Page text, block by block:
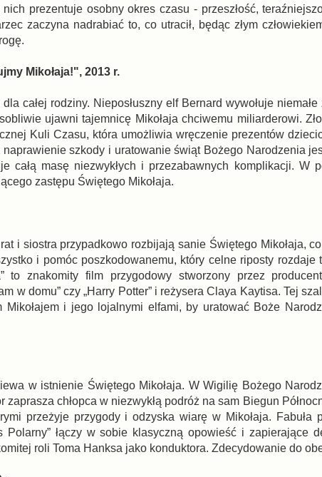
nich prezentuje osobny okres czasu - przeszłość,
zaczyna nadrabiać to, co utracił, będąc złym
Mikołaja!", 2013 r.
całej rodziny. Nieposłuszny elf Bernard wywołuje
ujawni tajemnicę Mikołaja chciwemu miliarderowi.
Kuli Czasu, która umożliwia wręczenie prezentów
szkody i uratowanie świąt Bożego Narodzenia
całą masę niezwykłych i przezabawnych komplikacji. W
zastępu Świętego Mikołaja.
i siostra przypadkowo rozbijają sanie Świętego Mikołaja,
i pomóc poszkodowanemu, który celne riposty rozdaje
to znakomity film przygodowy stworzony przez
w domu” czy „Harry Potter” i reżysera Claya Kaytisa. Tej
i jego lojalnymi elfami, by uratować Boże
w istnienie Świętego Mikołaja. W Wigilię Bożego
chłopca w niezwykłą podróż na sam Biegun
przeżyje przygody i odzyska wiarę w Mikołaja. Fabuła
Polarny” łączy w sobie klasyczną opowieść i zapierające
roli Toma Hanksa jako konduktora. Zdecydowanie do